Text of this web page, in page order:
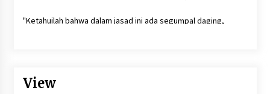
"Ketahuilah bahwa dalam jasad ini ada segumpal daging,
View